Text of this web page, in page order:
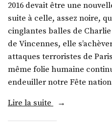
2016 devait être une
suite à celle, assez noire,
cinglantes balles de
de Vincennes, elle
attaques terroristes de
même folie humaine
endeuiller notre Fête
Lire la suite « Pensées